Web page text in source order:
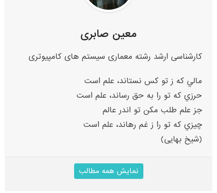
معین صابری
کارشناسی ارشد رشته معماری سیستم های کامپیوتری
مالي که ز تو کس نستاند، علم است
حرزي که تو را به حق رساند، علم است
جز علم طلب مکن تو اندر عالم
چيزي که تو را ز غم رهاند، علم است
(شیخ بهایی)
نمایش همه مطالب